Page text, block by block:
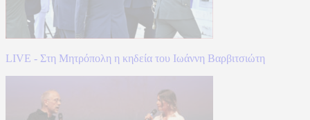
LIVE - Στη Μητρόπολη η κηδεία του Ιωάννη Βαρβιτσιώτη